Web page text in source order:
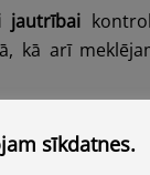
jautrībai
kā arī
sīkdatnes.